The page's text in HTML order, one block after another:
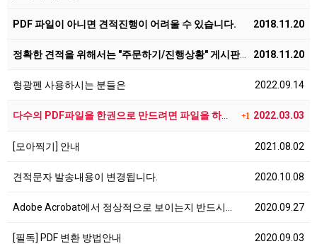
2018.11.20
PDF 파일이 아니면 견적진행이 어려울 수 있습니다.
2018.11.20
정확한 견적을 위해서는 "주문하기/진행상황" 게시판을 …
2022.09.14
형광펜 사용하시는 분들은
+1 2022.03.03
다수의 PDF파일을 한권으로 만드려면 파일을 하나로 병…
2021.08.02
[모아찍기] 안내
2020.10.08
견적문자 발송내용이 변경됩니다.
2020.09.27
Adobe Acrobat에서 정상적으로 보이는지 반드시…
2020.09.03
[필독] PDF 변환 방법안내